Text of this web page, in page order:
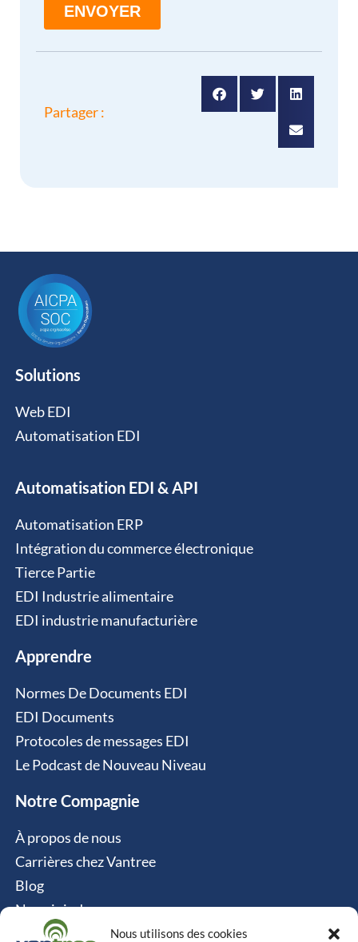
Nous utilisons des cookies
Partager :
Solutions
Web EDI
Automatisation EDI
Automatisation EDI & API
Automatisation ERP
Intégration du commerce électronique
Tierce Partie
EDI Industrie alimentaire
EDI industrie manufacturière
Apprendre
Normes De Documents EDI
EDI Documents
Protocoles de messages EDI
Le Podcast de Nouveau Niveau
Notre Compagnie
À propos de nous
Carrières chez Vantree
Blog
Nous joindre
Politique relative aux cookies